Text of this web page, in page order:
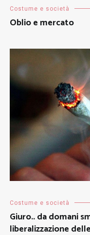
Costume e società
Oblio e mercato
Costume e società
Giuro.. da domani
liberalizzazione